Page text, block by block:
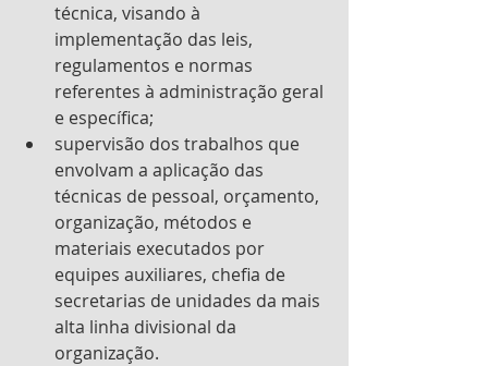
técnica, visando à
implementação das leis,
regulamentos e normas
referentes à administração geral
e específica;
supervisão dos trabalhos que
envolvam a aplicação das
técnicas de pessoal, orçamento,
organização, métodos e
materiais executados por
equipes auxiliares, chefia de
secretarias de unidades da mais
alta linha divisional da
organização.